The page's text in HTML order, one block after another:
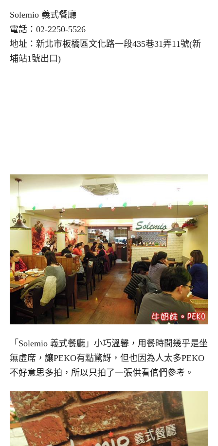
Solemio 義式餐廳
電話：02-2250-5526
地址：新北市板橋區文化路一段435巷31弄11號(新
埔站1號出口)
「Solemio 義式餐廳」小巧溫馨，用餐時間幾乎是坐
無虛席，讓PEKO有點驚訝，但也因為人太多PEKO
不好意思多拍，所以只拍了一張供看倌們參考。